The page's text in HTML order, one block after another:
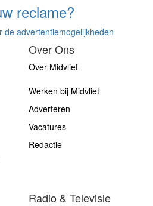
reclame?
de advertentiemogelijkheden
Over Ons
Over Midvliet
Werken bij Midvliet
Adverteren
Vacatures
Redactie
Radio & Televisie